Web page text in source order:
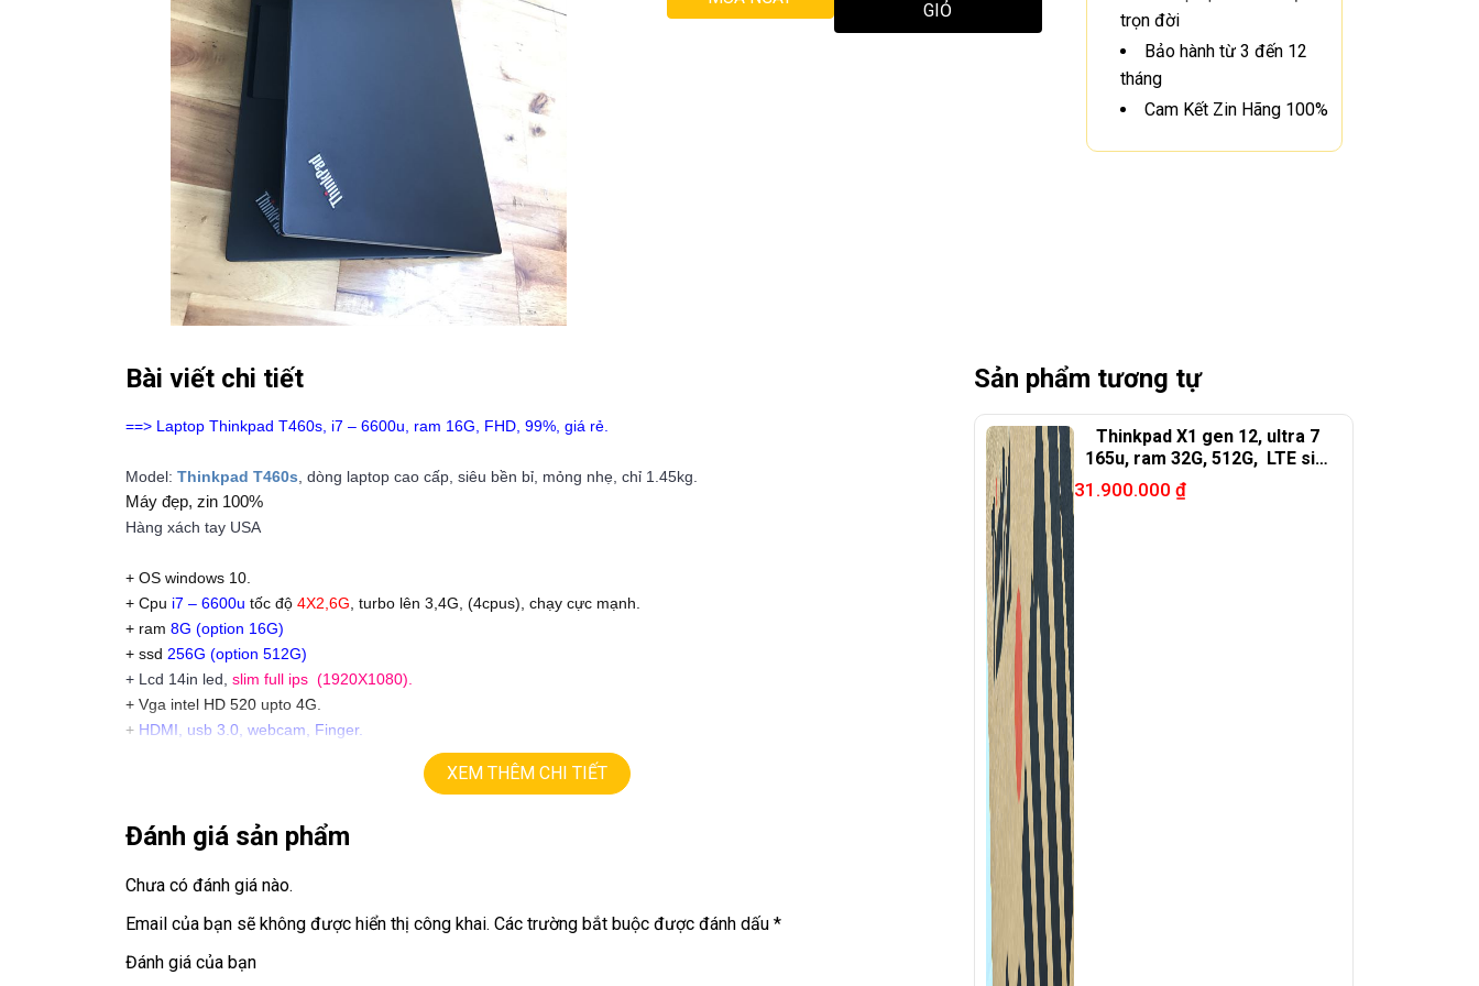
GIỎ
trọn đời
Bảo hành từ 3 đến 12
tháng
Cam Kết Zin Hãng 100%
Bài viết chi tiết
==> Laptop Thinkpad T460s, i7 – 6600u, ram 16G, FHD, 99%, giá rẻ.
Model: Thinkpad T460s , dòng laptop cao cấp, siêu bền bỉ, mỏng nhẹ, chỉ 1.45kg.
Máy đẹp, zin 100%
Hàng xách tay USA
+ OS windows 10.
+ Cpu i7 – 6600u tốc độ 4X2,6G , turbo lên 3,4G, (4cpus), chạy cực mạnh.
+ ram 8G (option 16G)
+ ssd 256G (option 512G)
+ Lcd 14in led, slim full ips (1920X1080).
+ Vga intel HD 520 upto 4G.
+ HDMI, usb 3.0, webcam, Finger.
Giá: 10,9 tr
=====================================================
LAPTOP TRIỀU PHÁT – UY TÍN – CHẤT LƯỢNG – GIÁ RẺ.
ĐT:0939.008.008– 0938.078.389
Face. Viber. Zalo :
XEM THÊM CHI TIẾT
Đánh giá sản phẩm
Chưa có đánh giá nào.
Email của bạn sẽ không được hiển thị công khai. Các trường bắt buộc được đánh dấu *
Đánh giá của bạn
Sản phẩm tương tự
Thinkpad X1 gen 12, ultra 7
165u, ram 32G, 512G, LTE sim
4G, 14in FHD+
31.900.000 ₫